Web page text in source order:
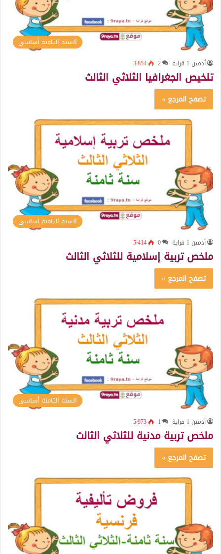
السنة الثامنة أساسي
أدمين 1 قراية 2 3٬854
تلخيص الجغرافيا الثلاثي الثالث
تصفح المرجع »
السنة الثامنة أساسي
أدمين 1 قراية 0 5٬414
ملخص تربية إسلامية للثلاثي الثالث
تصفح المرجع »
السنة الثامنة أساسي
أدمين 1 قراية 1 5٬973
ملخص تربية مدنية للثلاثي الثالث
تصفح المرجع »